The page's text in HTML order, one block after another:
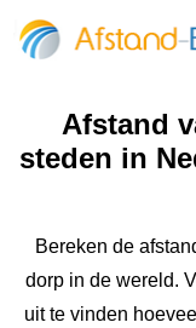
Afstand
steden in
Bereken de
dorp in de wereld.
uit te vinden